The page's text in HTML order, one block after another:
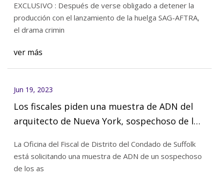
EXCLUSIVO : Después de verse obligado a detener la
producción con el lanzamiento de la huelga SAG-AFTRA,
el drama crimin
ver más
Jun 19, 2023
Los fiscales piden una muestra de ADN del
arquitecto de Nueva York, sospechoso de los
La Oficina del Fiscal de Distrito del Condado de Suffolk
está solicitando una muestra de ADN de un sospechoso
de los as